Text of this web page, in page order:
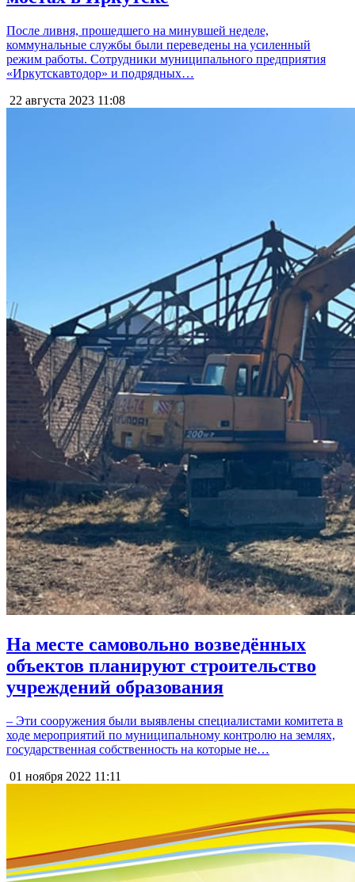
После ливня, прошедшего на минувшей неделе,
коммунальные службы были переведены на усиленный
режим работы. Сотрудники муниципального предприятия
«Иркутскавтодор» и подрядных…
22 августа 2023 11:08
На месте самовольно возведённых
объектов планируют строительство
учреждений образования
– Эти сооружения были выявлены специалистами комитета в
ходе мероприятий по муниципальному контролю на землях,
государственная собственность на которые не…
01 ноября 2022 11:11